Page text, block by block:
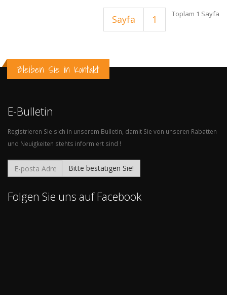
Sayfa 1 Toplam 1 Sayfa
Bleiben Sie in Kontakt
E-Bulletin
Registrieren Sie sich in unserem Bulletin, damit Sie von unseren Rabatten
und Neuigkeiten stehts informiert sind !
Bitte bestätigen Sie!
Folgen Sie uns auf Facebook